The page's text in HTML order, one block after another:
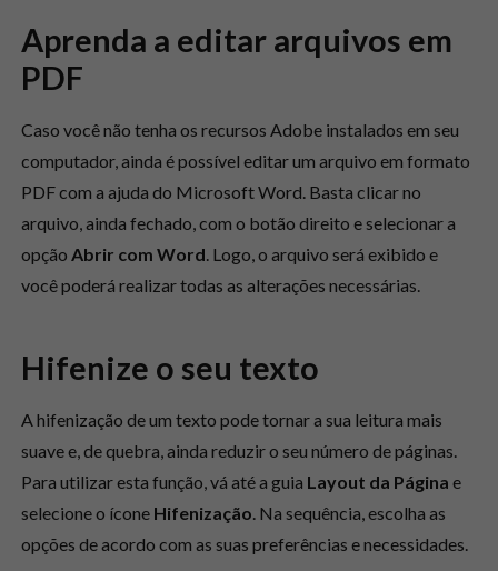
Aprenda a editar arquivos em
PDF
Caso você não tenha os recursos Adobe instalados em seu
computador, ainda é possível editar um arquivo em formato
PDF com a ajuda do Microsoft Word. Basta clicar no
arquivo, ainda fechado, com o botão direito e selecionar a
opção Abrir com Word. Logo, o arquivo será exibido e
você poderá realizar todas as alterações necessárias.
Hifenize o seu texto
A hifenização de um texto pode tornar a sua leitura mais
suave e, de quebra, ainda reduzir o seu número de páginas.
Para utilizar esta função, vá até a guia Layout da Página e
selecione o ícone Hifenização. Na sequência, escolha as
opções de acordo com as suas preferências e necessidades.